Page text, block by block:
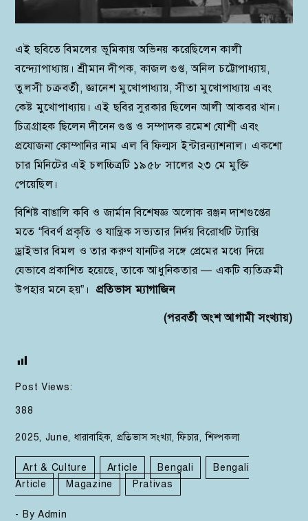
এই ছবিতে বিমলের ভূমিকায় অভিনয় করেছিলেন কালী
বন্দ্যোপাধ্যায়। শ্রীমান দীপক, কাজল গুপ্ত, অনিল চট্টোপাধ্যায়,
তুলসী চক্রবর্তী, জ্ঞানেশ মুখোপাধ্যায়, সীতা মুখোপাধ্যায় এবং
কেষ্ট মুখোপাধ্যায়। এই ছবির সুরকার ছিলেন আলী আকবর খান।
চিত্রগ্রাহক ছিলেন দীনেন গুপ্ত ও সম্পাদক রমেশ যোশী এবং
প্রযোজনা কোম্পানির নাম এল বি ফিল্মস ইন্টারন্যাশনাল। একশো
চার মিনিটের এই চলচ্চিত্রটি ১৯৫৮ সালের ২৩ মে মুক্তি
পেয়েছিল।
বিশিষ্ট বাঙালি কবি ও জার্মান বিশেষজ্ঞ অলোক রঞ্জন দাশগুপ্তের
মতে “বিবর্ণ প্রকৃতি ও যান্ত্রিক সভ্যতার নির্দয় বিরোধটি ট্যাক্সি
ড্রাইভার বিমল ও তার করুণ যানটির সঙ্গে প্রেমের মধ্যে দিয়ে
যেভাবে প্রকাশিত হয়েছে, তাকে আধুনিকতার — একটি ব্যতিক্রমী
উপহার মনে হয়”।প্রতিভাস ম্যাগাজিন
(পরবর্তী অংশ আগামী সংখ্যায়)
Post Views:
388
2025, June, ধারাবাহিক, প্রতিভাস সংখ্যা,ফিচার,শিল্পকলা
Art & Culture Article Bengali
Bengali
Article
Magazine Prativas
- By Admin